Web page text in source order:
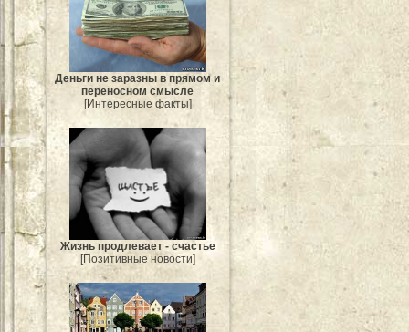
Деньги не заразны в прямом и
переносном смысле
[Интересные факты]
Жизнь продлевает - счастье
[Позитивные новости]